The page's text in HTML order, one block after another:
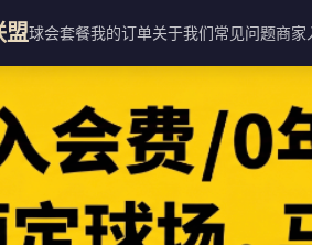
盟球会套餐我的订单关于我们常见问题商家